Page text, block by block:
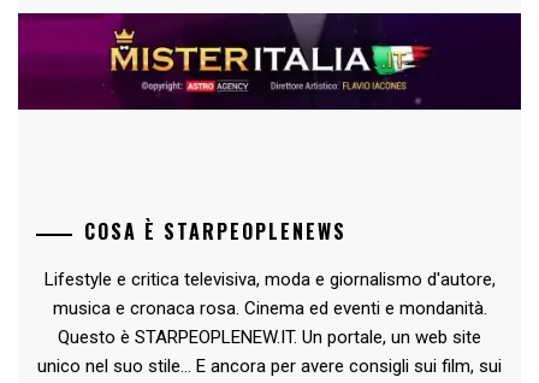
COSA È STARPEOPLENEWS
Lifestyle e critica televisiva, moda e giornalismo d'autore,
musica e cronaca rosa. Cinema ed eventi e mondanità.
Questo è STARPEOPLENEW.IT. Un portale, un web site
unico nel suo stile... E ancora per avere consigli sui film, sui